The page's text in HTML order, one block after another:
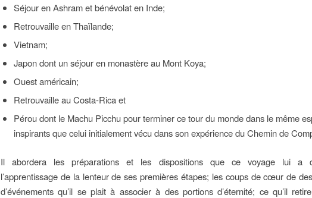
Séjour en Ashram et bénévolat en Inde;
Retrouvaille en Thaïlande;
Vietnam;
Japon dont un séjour en monastère au Mont Koya;
Ouest américain;
Retrouvaille au Costa-Rica et
Pérou dont le Machu Picchu pour terminer ce tour du monde dans le même
inspirants que celui initialement vécu dans son expérience du Chemin de
Il abordera les préparations et les dispositions que ce voyage lui a
l’apprentissage de la lenteur de ses premières étapes; les coups de cœur de
d’événements qu’il se plait à associer à des portions d’éternité; ce qu’il